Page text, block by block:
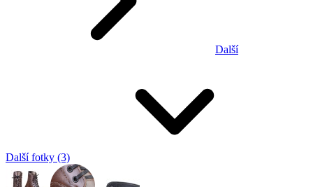
Další
Další fotky (3)